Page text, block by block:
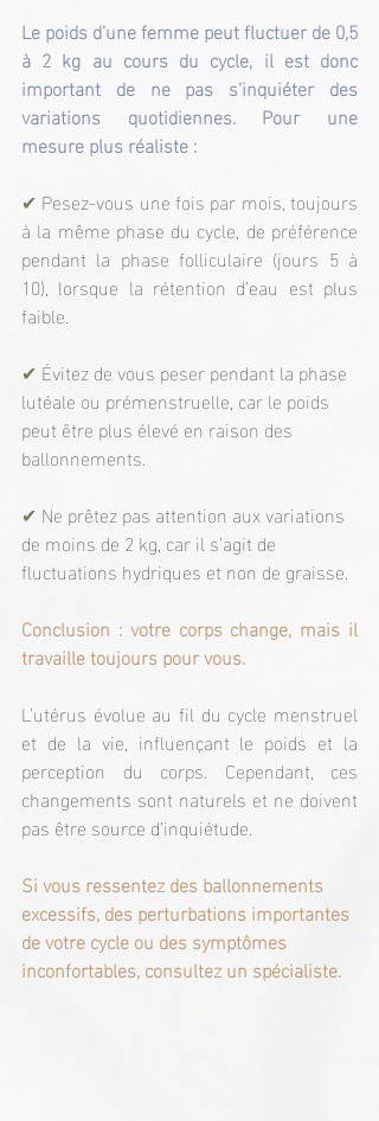
Le poids d’une femme peut fluctuer de 0,5
à 2 kg au cours du cycle, il est donc
important de ne pas s’inquiéter des
variations quotidiennes. Pour une
mesure plus réaliste :
✔ Pesez-vous une fois par mois, toujours
à la même phase du cycle, de préférence
pendant la phase folliculaire (jours 5 à
10), lorsque la rétention d’eau est plus
faible.
✔ Évitez de vous peser pendant la phase
lutéale ou prémenstruelle, car le poids
peut être plus élevé en raison des
ballonnements.
✔ Ne prêtez pas attention aux variations
de moins de 2 kg, car il s’agit de
fluctuations hydriques et non de graisse.
Conclusion : votre corps change, mais il
travaille toujours pour vous.
L’utérus évolue au fil du cycle menstruel
et de la vie, influençant le poids et la
perception du corps. Cependant, ces
changements sont naturels et ne doivent
pas être source d’inquiétude.
Si vous ressentez des ballonnements
excessifs, des perturbations importantes
de votre cycle ou des symptômes
inconfortables, consultez un spécialiste.